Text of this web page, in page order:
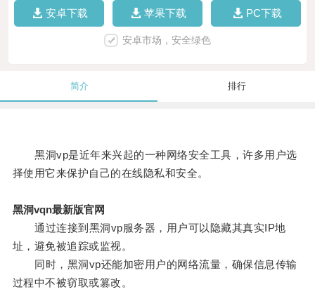
安卓下载 苹果下载 PC下载
安卓市场，安全绿色
简介 排行
黑洞vp是近年来兴起的一种网络安全工具，许多用户选
择使用它来保护自己的在线隐私和安全。
黑洞vqn最新版官网
通过连接到黑洞vp服务器，用户可以隐藏其真实IP地
址，避免被追踪或监视。
同时，黑洞vp还能加密用户的网络流量，确保信息传输
过程中不被窃取或篡改。